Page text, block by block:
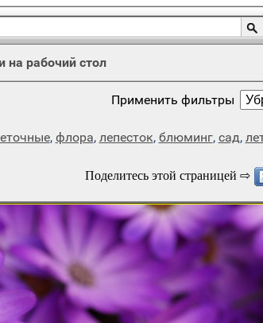
на рабочий стол
Применить фильтры
, флора, лепесток, блюминг, сад,